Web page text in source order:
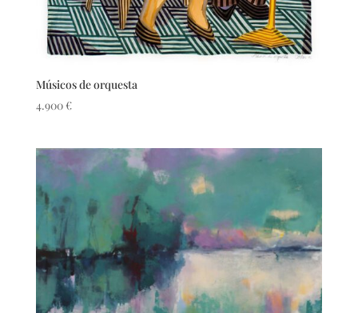
Músicos de orquesta
4.900 €